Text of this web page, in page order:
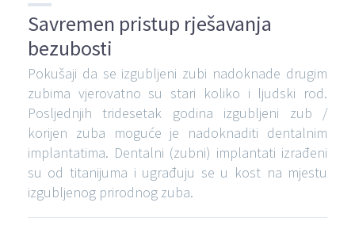
Savremen pristup rješavanja
bezubosti
Pokušaji da se izgubljeni zubi nadoknade drugim
zubima vjerovatno su stari koliko i ljudski rod.
Posljednjih tridesetak godina izgubljeni zub /
korijen zuba moguće je nadoknaditi dentalnim
implantatima. Dentalni (zubni) implantati izrađeni
su od titanijuma i ugrađuju se u kost na mjestu
izgubljenog prirodnog zuba.